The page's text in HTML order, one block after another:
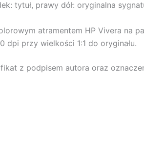
tytuł, prawy dół: oryginalna
atramentem HP Vivera na
dpi przy wielkości 1:1 do oryginału.
z podpisem autora oraz